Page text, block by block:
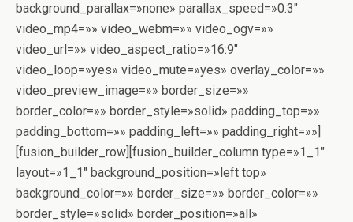
background_parallax=»none» parallax_speed=»0.3″
video_mp4=»» video_webm=»» video_ogv=»»
video_url=»» video_aspect_ratio=»16:9″
video_loop=»yes» video_mute=»yes» overlay_color=»»
video_preview_image=»» border_size=»»
border_color=»» border_style=»solid» padding_top=»»
padding_bottom=»» padding_left=»» padding_right=»»]
[fusion_builder_row][fusion_builder_column type=»1_1″
layout=»1_1″ background_position=»left top»
background_color=»» border_size=»» border_color=»»
border_style=»solid» border_position=»all»